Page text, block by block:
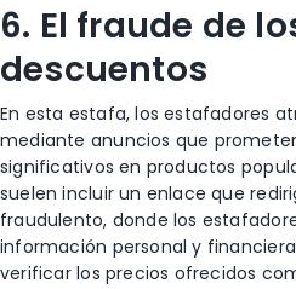
6. El fraude de
descuentos
En esta estafa, los estafadores
mediante anuncios que
significativos en productos
suelen incluir un enlace que
fraudulento, donde los
información personal y
verificar los precios ofrecidos